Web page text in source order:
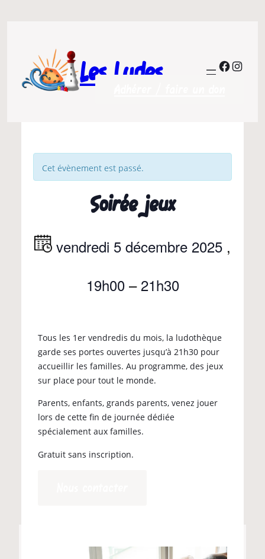
Les Ludes
Cet évènement est passé.
Soirée jeux
vendredi 5 décembre 2025 ,
19h00 –21h30
Tous les 1er vendredis du mois, la ludothèque
garde ses portes ouvertes jusqu’à 21h30 pour
accueillir les familles. Au programme, des jeux
sur place pour tout le monde.
Parents, enfants, grands parents, venez jouer
lors de cette fin de journée dédiée
spécialement aux familles.
Gratuit sans inscription.